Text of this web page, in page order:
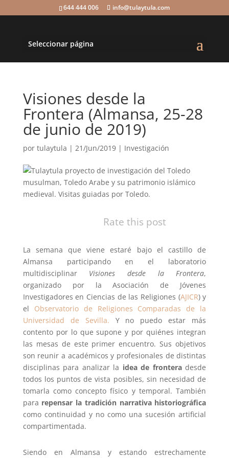
644 444 006 info@tulaytula.com
Seleccionar página
Visiones desde la
Frontera (Almansa, 25-28
de junio de 2019)
por tulaytula | 21/Jun/2019| Investigación
Rate this post
La semana que viene estaré bajo el castillo de
Almansa participando en el laboratorio
multidisciplinar Visiones desde la Frontera,
organizado por la Asociación de Jóvenes
Investigadores en Ciencias de las Religiones (AJICR) y
el Observatorio de Religiones Comparadas de la
Universidad de Sevilla. Y no puedo estar más
contento por lo que supone y por quiénes integran
las mesas de este primer encuentro. Sus objetivos
son reunir a académicos y profesionales de distintas
disciplinas para analizar la idea de fronteradesde
todos los puntos de vista posibles, sin necesidad de
tomarla como concepto físico y temporal. También
para repensar la tradición narrativa historiográfica
como continuidad y no como una sucesión artificial
compartimentada.
Siendo en Almansa y estando estrechamente